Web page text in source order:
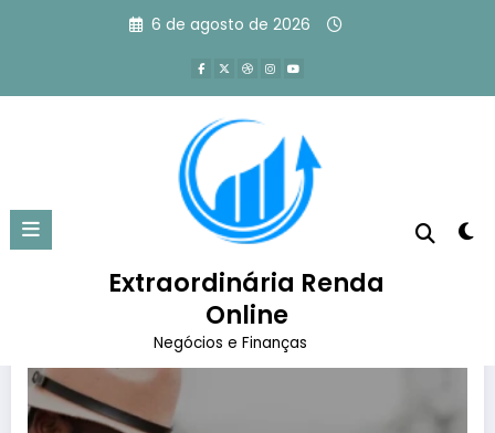
6 de agosto de 2026
Extraordinária Renda
Online
Negócios e Finanças
Tag: estratégia de tráfego pago